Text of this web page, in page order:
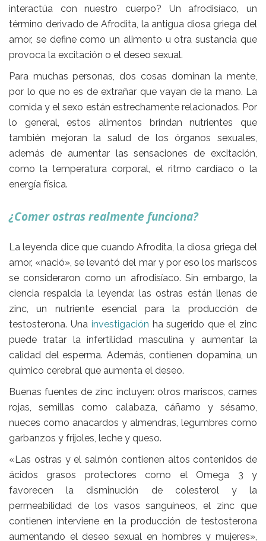
interactúa con nuestro cuerpo? Un afrodisíaco, un
término derivado de Afrodita, la antigua diosa griega del
amor, se define comoun alimento u otra sustancia que
provoca la excitación o el deseo sexual.
Para muchas personas, dos cosas dominan la mente,
por lo que no es de extrañar que vayan de la mano. La
comida y el sexo están estrechamente relacionados. Por
lo general, estos alimentos brindan nutrientes que
también mejoran la salud de los órganos sexuales,
además de aumentar las sensaciones de excitación,
como la temperatura corporal, el ritmo cardíaco o la
energía física.
¿Comer ostras realmente funciona?
La leyenda dice que cuando Afrodita, la diosa griega del
amor, «nació», se levantó del mar y por eso los mariscos
se consideraron como un afrodisíaco. Sin embargo, la
ciencia respalda la leyenda: las ostras están llenas de
zinc,un nutriente esencial para la producción de
testosterona. Unainvestigación ha sugerido que el zinc
puede tratar la infertilidad masculina y aumentar la
calidad del esperma. Además, contienen dopamina, un
químico cerebral que aumenta el deseo.
Buenas fuentes de zinc incluyen: otros mariscos, carnes
rojas, semillas como calabaza, cáñamo y sésamo,
nueces como anacardos y almendras, legumbres como
garbanzos y frijoles, leche y queso.
«Las ostras y el salmón contienen altos contenidos de
ácidos grasos protectores como el Omega 3 y
favorecen la disminución de colesterol y la
permeabilidad de los vasos sanguíneos, el zinc que
contienen interviene en la producción de testosterona
aumentando el deseo sexual en hombres y mujeres»,